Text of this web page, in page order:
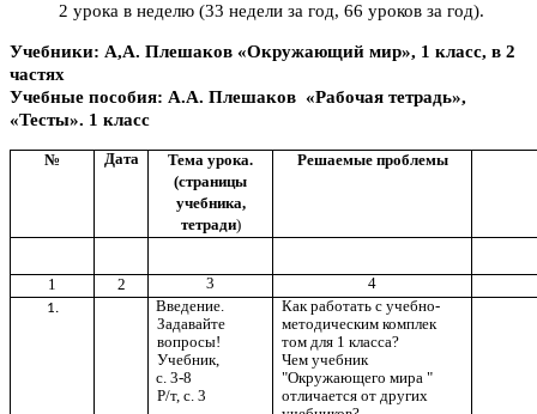
2 урока в неделю (33 недели за год, 66 уроков за год).
Учебники: А,А. Плешаков «Окружающий мир», 1 класс, в 2
частях
Учебные пособия: А.А. Плешаков «Рабочая тетрадь»,
«Тесты». 1 класс
№ Дата
Тема урока.
(страницы
учебника,
тетради)
Решаемые проблемы
1 2 3 4
1.
Введение.
Задавайте
вопросы!
Учебник,
с. 3-8
Р/т, с. 3
Как работать с учебно-
методическим комплек
том для 1 класса?
Чем учебник
"Окружающего мира "
отличается от других